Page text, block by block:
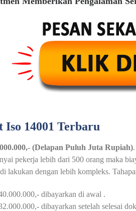
Iso 14001 Terbaru
(Delapan Puluh Juta Rupiah)
pekerja lebih dari 500 orang maka
lakukan dengan lebih kompleks.
dibayarkan di awal .
dibayarkan setelah selesai